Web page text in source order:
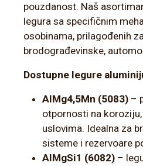
pouzdanost. Naš
legura sa specifičnim
osobinama, prilagođenih
brodograđevinske,
Dostupne legure
AlMg4,5Mn (5083) –
otpornosti na
uslovima. Idealna za
sisteme i rezervoare
AlMgSi1 (6082) –